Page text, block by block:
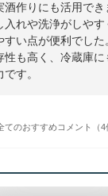
酒作りにも活用でき
入れや洗浄がしや
すい点が便利でした
性も高く、冷蔵庫
す。
てのおすすめコメント（4